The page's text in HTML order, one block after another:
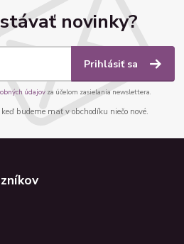
novinky?
Prihlásiť sa
údajov za účelom zasielania newslettera.
budeme mať v obchodíku niečo nové.